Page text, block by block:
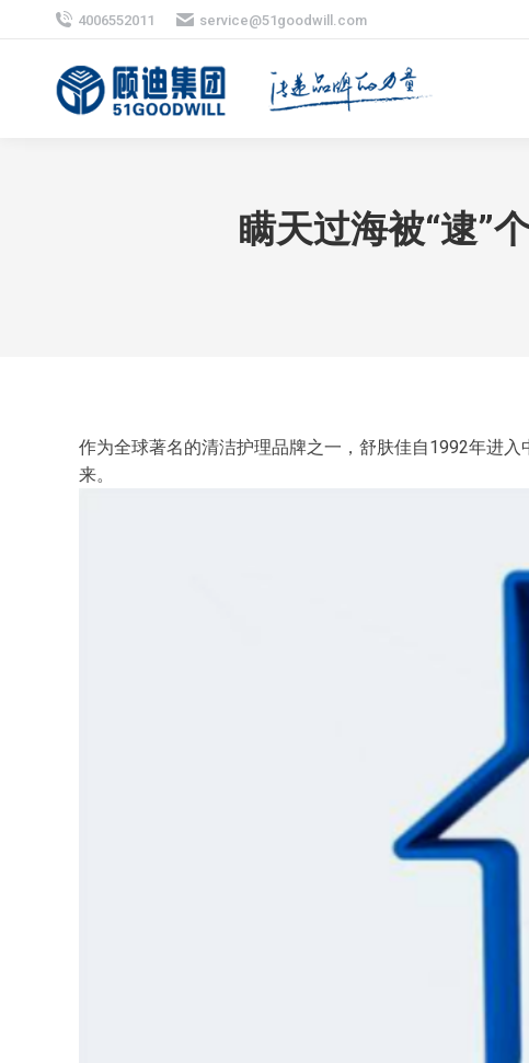
4006552011 service@51goodwill.com
瞒天过海被“逮”
作为全球著名的清洁护理品牌之一，舒肤佳自1992年进
来。